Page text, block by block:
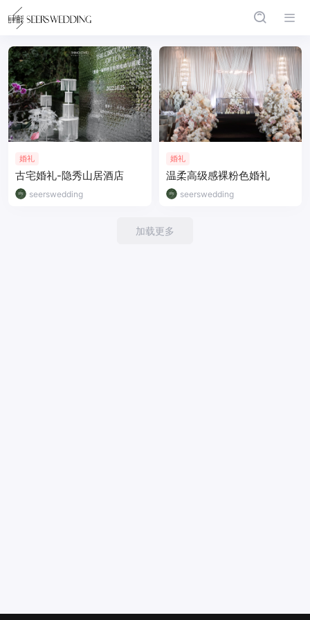
婚礼
古宅婚礼-隐秀山居酒店
seerswedding
婚礼
温柔高级感裸粉色婚礼
seerswedding
加载更多